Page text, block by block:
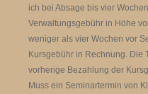
ich bei Absage bis vier
Verwaltungsgebühr in Höhe
weniger als vier Wochen vor
Kursgebühr in Rechnung. Die
vorherige Bezahlung der
Muss ein Seminartermin von